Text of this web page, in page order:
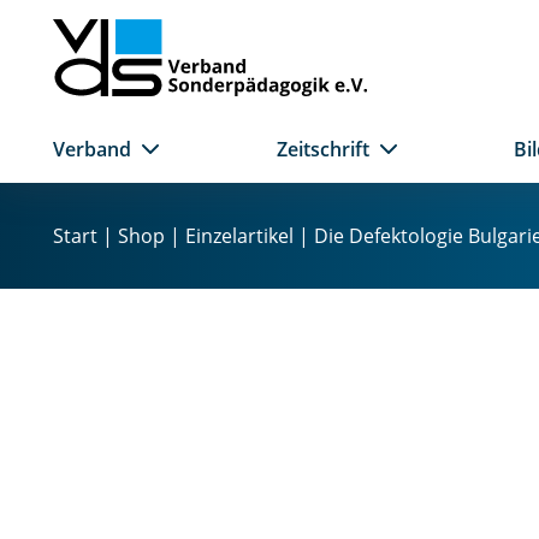
I
Verband Zeitschrift
Start | Shop | Einzelartikel | Die Defektologie